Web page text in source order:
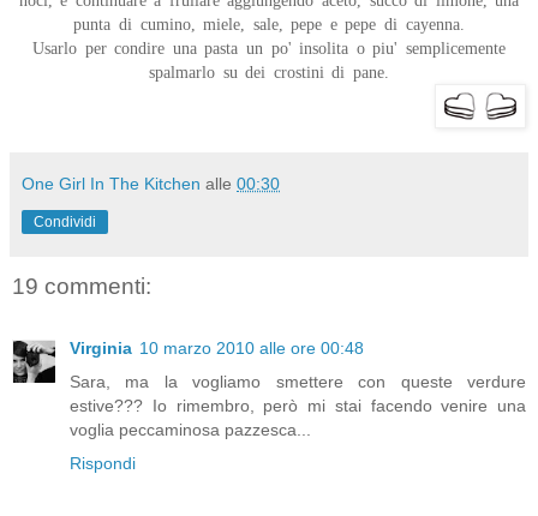
punta di cumino, miele, sale, pepe e pepe di cayenna.
Usarlo per condire una pasta un po' insolita o piu' semplicemente
spalmarlo su dei crostini di pane.
One Girl In The Kitchen alle 00:30
Condividi
19 commenti:
Virginia 10 marzo 2010 alle ore 00:48
Sara, ma la vogliamo smettere con queste verdure
estive??? Io rimembro, però mi stai facendo venire una
voglia peccaminosa pazzesca...
Rispondi